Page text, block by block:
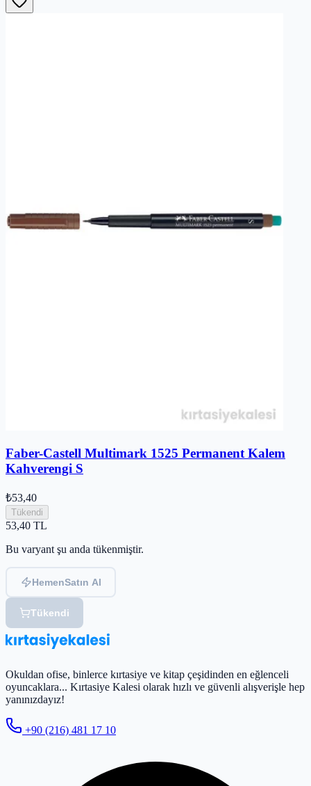
Faber-Castell Multimark 1525 Permanent Kalem
Kahverengi S
₺53,40
Tükendi
53,40 TL
Bu varyant şu anda tükenmiştir.
HemenSatın Al
Tükendi
Okuldan ofise, binlerce kırtasiye ve kitap çeşidinden en eğlenceli
oyuncaklara... Kırtasiye Kalesi olarak hızlı ve güvenli alışverişle hep
yanınızdayız!
+90 (216) 481 17 10